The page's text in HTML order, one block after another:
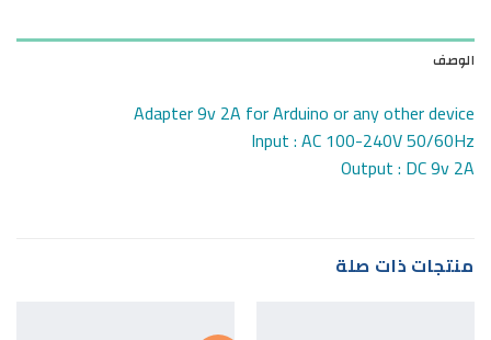
الوصف
Adapter 9v 2A for Arduino or any other device
Input : AC 100-240V 50/60Hz
Output : DC 9v 2A
منتجات ذات صلة